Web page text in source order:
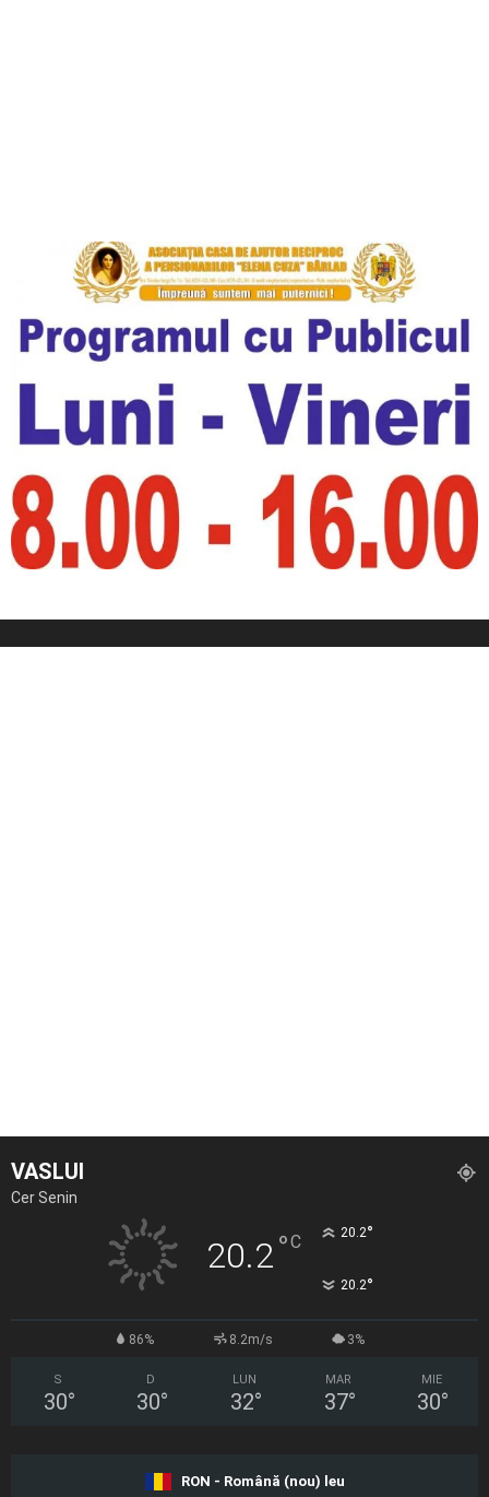
VASLUI
Cer Senin
20.2°C 20.2°
20.2°
86% 8.2m/s 3%
S
30°
D
30°
LUN
32°
MAR
37°
MIE
30°
RON - Română (nou) leu